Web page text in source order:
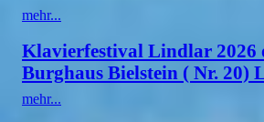
mehr...
Klavierfestival Lindlar 2026
Burghaus Bielstein ( Nr. 20)
mehr...